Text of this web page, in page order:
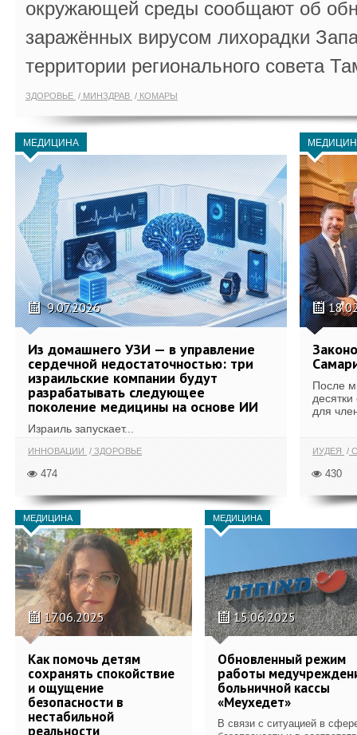
окружающей среды сообщают об
заражённых вирусом лихорадки
территории регионального совета
ЗДОРОВЬЕ МИНЗДРАВ КОМАРЫ
МЕДИЦИНА
9.07.2026
Из домашнего УЗИ — в управление
сердечной недостаточностью: три
израильские компании будут
разрабатывать следующее
поколение медицины на основе ИИ
Израиль запускает...
ИННОВАЦИИ ЗДОРОВЬЕ
474
После
для
ИУДЕЯ
430
МЕДИЦИНА
17.06.2025
Как помочь детям
сохранять спокойствие
и ощущение
безопасности в
нестабильной
реальности
МЕДИЦИНА
15.06.2025
Обновленный режим
работы
больничной кассы
«Меухедет»
В связи с ситуацией в